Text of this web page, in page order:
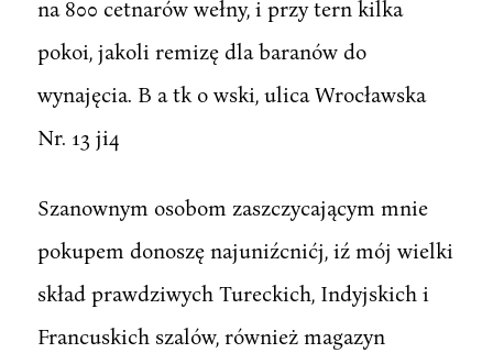
na 800 cetnarów wełny, i przy tern kilka
pokoi, jakoli remizę dla baranów do
wynajęcia. B a tk o wski, ulica Wrocławska
Nr. 13 ji4
Szanownym osobom zaszczycającym mnie
pokupem donoszę najuniźcnićj, iź mój wielki
skład prawdziwych Tureckich, Indyjskich i
Francuskich szalów, również magazyn